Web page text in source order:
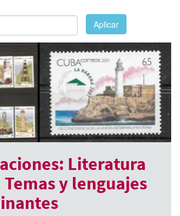
Aplicar
Literatura
y lenguajes